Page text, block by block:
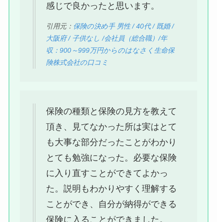
感じで良かったと思います。
引用元： 保険の決め手 男性 / 40代 / 既婚 /
大阪府 / 子供なし /会社員（総合職）/年
収：900～999万円からのはなさく生命保
険株式会社の口コミ
保険の種類と保険の見方を教えて
頂き、見てなかった所は実はとて
も大事な部分だったことがわかり
とても勉強になった。必要な保険
に入り直すことができてよかっ
た。説明もわかりやすく理解する
ことができ、自分が納得ができる
保険に入ることができました。